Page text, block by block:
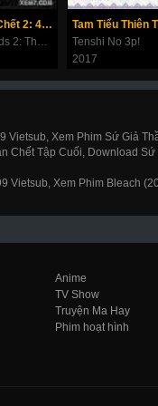
Thử Thách Thần Chết 2: 49 Ngày Cuối Cùng
Along With the Gods 2: The Last 49 Days
Tam Tiểu Thiên
Tenshi No 3p!
2017
Vietsub, Xem Phim Sứ Giả
Chết Tập Cuối, Download
Vietsub, Xem Phim Bleach
Anime
TV Show
Truyện Ma Hay
Phim hoạt hình